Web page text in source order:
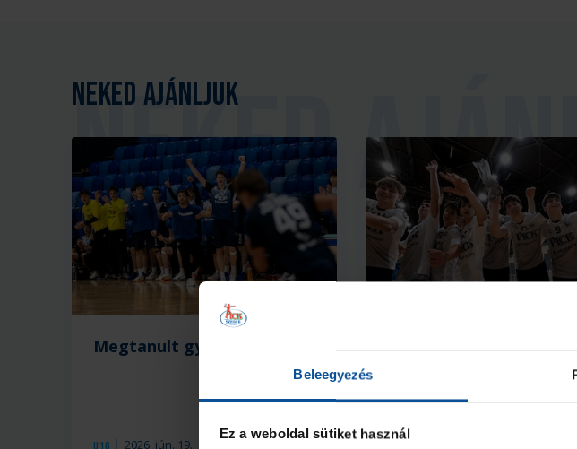
Beleegyezés
Ez a weboldal sütiket használ
Neked ajánljuk
2026. jún. 19.
Megtanult győzni a csapat Bajnokcsapat